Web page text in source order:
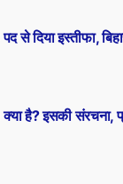
है? इसकी संरचना,
से दिया इस्तीफा,